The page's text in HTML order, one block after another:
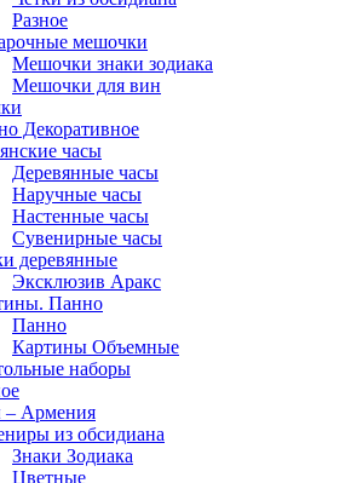
Разное
мешочки
Мешочки знаки зодиака
Мешочки для вин
Декоративное
часы
Деревянные часы
Наручные часы
Настенные часы
Сувенирные часы
деревянные
Эксклюзив Аракс
Панно
Панно
Картины Объемные
наборы
– Армения
из обсидиана
Знаки Зодиака
Цветные